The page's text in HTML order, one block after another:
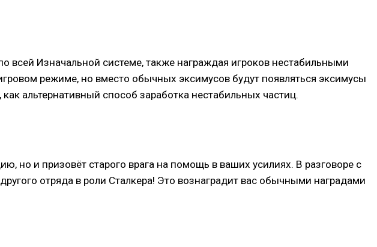
всей Изначальной системе, также награждая игроков нестабильными
режиме, но вместо обычных эксимусов будут появляться эксимусы
альтернативный способ заработка нестабильных частиц.
но и призовёт старого врага на помощь в ваших усилиях. В разговоре с
отряда в роли Сталкера! Это вознаградит вас обычными наградами